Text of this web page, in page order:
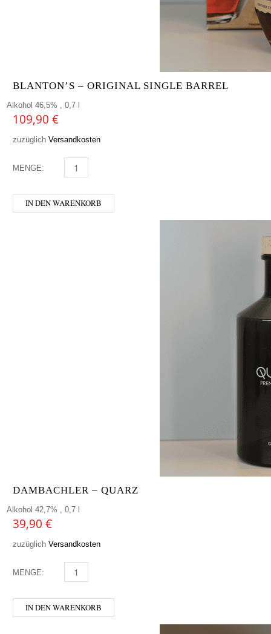
BLANTON’S – ORIGINAL SINGLE BARREL
Alkohol 46,5% , 0,7 l
109,90 €
zuzüglich Versandkosten
MENGE: BLANTON'S - ORIGINAL SINGLE BARREL MENGE
IN DEN WARENKORB
DAMBACHLER – QUARZ
Alkohol 42,7% , 0,7 l
39,90 €
zuzüglich Versandkosten
MENGE: DAMBACHLER - QUARZ MENGE
IN DEN WARENKORB